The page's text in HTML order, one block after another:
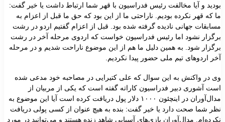
بودید و آیا مخالفت رئیس فدراسیون با قهر شما ارتباط داشت یا خیر گفت:
ما که قهر نکرده بودیم. ناراحتی ما از این بود که حق ما قبل از اعزام به
مسابقات جهانی نادیده گرفته شده بود. قبل از اعزام گفتیم اردو در رشت
برگزار نشود اما رئیس فدراسیون خواست که اردوی مرحله آخر در رشت
برگزار شود. به همین دلیل ما هم از این موضوع ناراحت شدیم و در مرحله
آخر اردوهای تیم ملی حضور پیدا نکردیم.
وی در واکنش به این سوال که علی کتیرایی در مصاحبه خود مدعی شده
است آشوری دبیر فدراسیون کاراته گفته است که یکی از مربیان از
مدال‌آوران در اینچئون ۱۰۰۰ دلار پول دریافت کرده است آیا این موضوع به
نظر شما صحت دارد یا خیر گفت: بنده به هیچ عنوان از کسی پولی دریافت
نکرده‌ام. مدال‌آوران بازی‌های آسیایی شاهد زنده هستند و می‌توانید در مورد